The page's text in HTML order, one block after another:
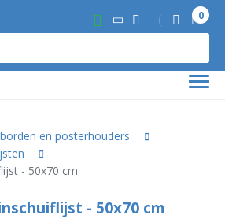
0
en posterhouders
- 50x70 cm
- 50x70 cm